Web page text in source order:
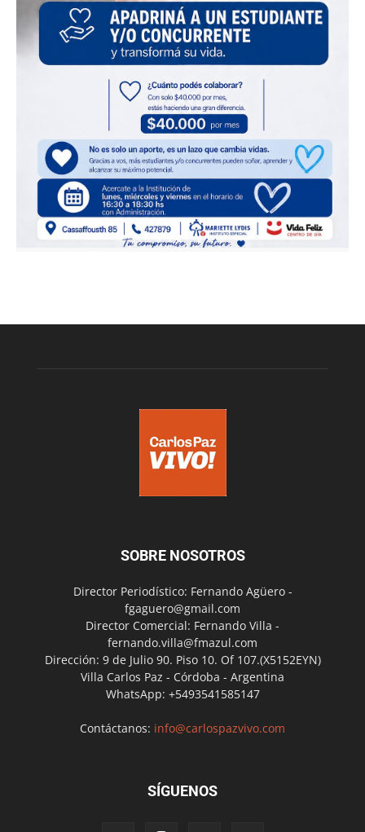
SOBRE NOSOTROS
Director Periodístico: Fernando Agüero -
fgaguero@gmail.com
Director Comercial: Fernando Villa -
fernando.villa@fmazul.com
Dirección: 9 de Julio 90. Piso 10. Of 107.(X5152EYN)
Villa Carlos Paz - Córdoba - Argentina
WhatsApp: +5493541585147
Contáctanos: info@carlospazvivo.com
SÍGUENOS